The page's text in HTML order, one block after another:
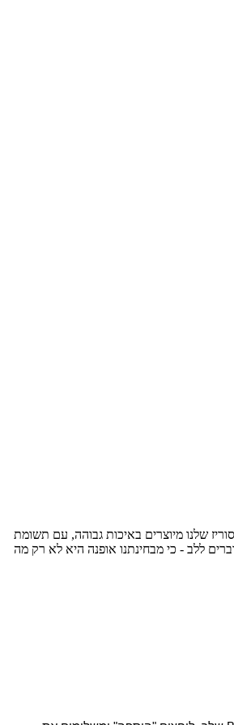
שלנו מיוצרים באיכות גבוהה, עם תשומת
ללב - כי מבחינתנו אופנה היא לא רק מה